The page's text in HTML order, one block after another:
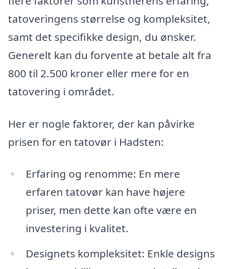
tatoveringens størrelse og kompleksitet,
samt det specifikke design, du ønsker.
Generelt kan du forvente at betale alt fra
800 til 2.500 kroner eller mere for en
tatovering i området.
Her er nogle faktorer, der kan påvirke
prisen for en tatovør i Hadsten:
Erfaring og renomme: En mere
erfaren tatovør kan have højere
priser, men dette kan ofte være en
investering i kvalitet.
Designets kompleksitet: Enkle designs